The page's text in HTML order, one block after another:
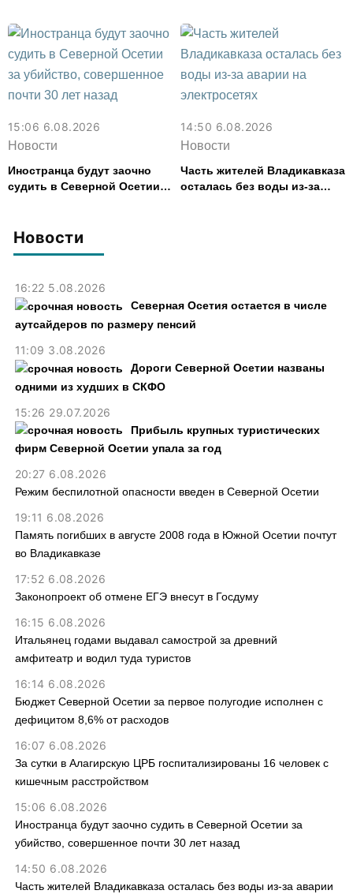
Новости
16:22 5.08.2026
Северная Осетия остается в числе
аутсайдеров по размеру пенсий
11:09 3.08.2026
Дороги Северной Осетии названы
одними из худших в СКФО
15:26 29.07.2026
Прибыль крупных туристических
фирм Северной Осетии упала за год
20:27 6.08.2026
Режим беспилотной опасности введен в Северной Осетии
19:11 6.08.2026
Память погибших в августе 2008 года в Южной Осетии почтут
во Владикавказе
17:52 6.08.2026
Законопроект об отмене ЕГЭ внесут в Госдуму
16:15 6.08.2026
Итальянец годами выдавал самострой за древний
амфитеатр и водил туда туристов
16:14 6.08.2026
Бюджет Северной Осетии за первое полугодие исполнен с
дефицитом 8,6% от расходов
16:07 6.08.2026
За сутки в Алагирскую ЦРБ госпитализированы 16 человек с
кишечным расстройством
15:06 6.08.2026
Иностранца будут заочно судить в Северной Осетии за
убийство, совершенное почти 30 лет назад
14:50 6.08.2026
Часть жителей Владикавказа осталась без воды из-за аварии
15:06 6.08.2026
Новости
Иностранца будут заочно
судить в Северной Осетии
14:50 6.08.2026
Новости
Часть жителей Владикавказа
осталась без воды из-за